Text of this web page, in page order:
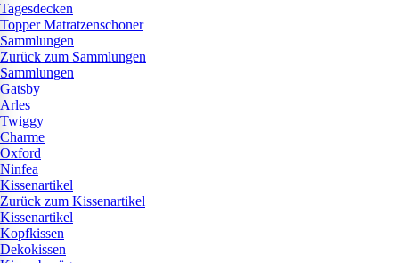
Tagesdecken
Topper Matratzenschoner
Sammlungen
Zurück zum Sammlungen
Sammlungen
Gatsby
Arles
Twiggy
Charme
Oxford
Ninfea
Kissenartikel
Zurück zum Kissenartikel
Kissenartikel
Kopfkissen
Dekokissen